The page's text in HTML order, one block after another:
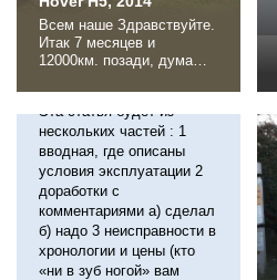
Всем наше Здравствуйте.
Итак 7 месяцев и
12000км. позади, думаю
впечатлениями об авто.
Так как отзыв о "китайце"
вполне предсказуемо
немалое количество
тролей, которым лишь бы
обгадить ближнего
своего... Ну да чёрт с
ними, с убогими. Отзыв
предназначен в первую
очередь для...
Отзыв о Great Wall
Эта статья будет из
нескольких частей : 1
вводная, где описаны
условия эксплуатации 2
доработки с
комментариями а) сделал
б) надо 3 неисправности в
хронологии и цены (кто
«ни в зуб ногой» вам